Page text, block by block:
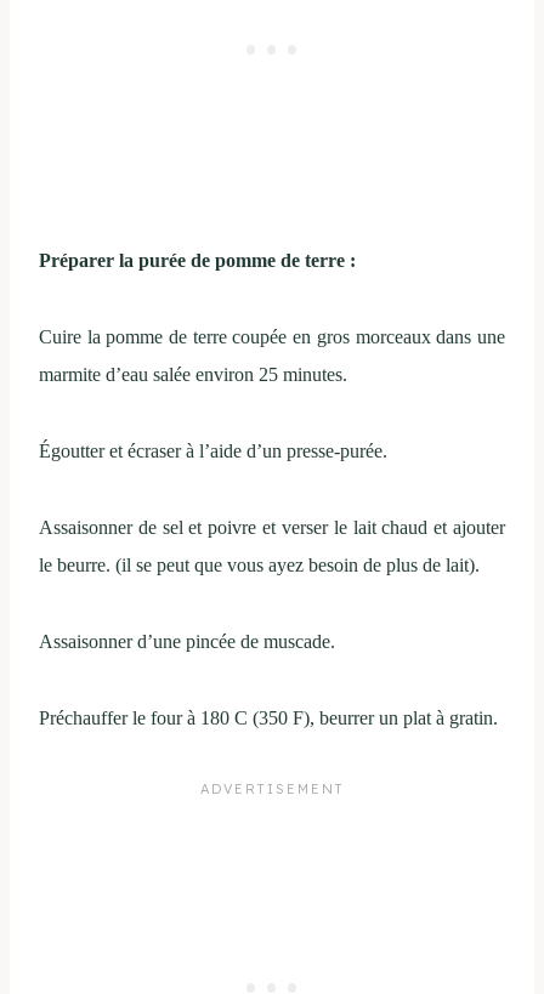
Préparer la purée de pomme de terre :
Cuire la pomme de terre coupée en gros morceaux dans une
marmite d’eau salée environ 25 minutes.
Égoutter et écraser à l’aide d’un presse-purée.
Assaisonner de sel et poivre et verser le lait chaud et ajouter
le beurre. (il se peut que vous ayez besoin de plus de lait).
Assaisonner d’une pincée de muscade.
Préchauffer le four à 180 C (350 F), beurrer un plat à gratin.